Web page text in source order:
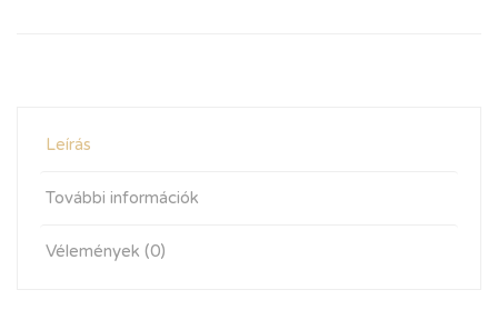
Leírás
További információk
Vélemények (0)